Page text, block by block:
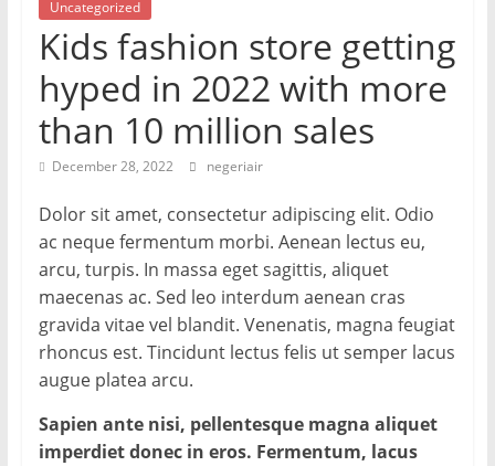
Uncategorized
Kids fashion store getting
hyped in 2022 with more
than 10 million sales
December 28, 2022 negeriair
Dolor sit amet, consectetur adipiscing elit. Odio
ac neque fermentum morbi. Aenean lectus eu,
arcu, turpis. In massa eget sagittis, aliquet
maecenas ac. Sed leo interdum aenean cras
gravida vitae vel blandit. Venenatis, magna feugiat
rhoncus est. Tincidunt lectus felis ut semper lacus
augue platea arcu.
Sapien ante nisi, pellentesque magna aliquet
imperdiet donec in eros. Fermentum, lacus